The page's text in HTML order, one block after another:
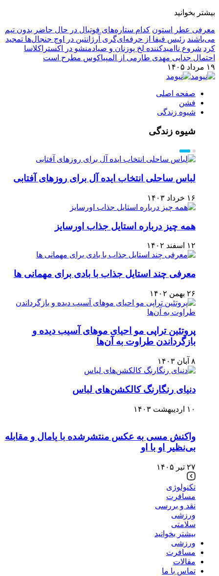
بیشتر بخوانید
معرفی عطر استون کدام ستاره‌های فوتبال در حال حاضر بدون تیم
می‌باشند رئیس فیفا از حرفه‌ای‌گری آرژانتین در اوج جنجال‌ها تمجید
کرد شروع ناامیدکننده لخ پوزنان و صیادمنشو در اکستراکلاسا
احتمال جدایی مهدی طارمی از المپیاکوس مطرح است
۱۹ مرداد ۱۴۰۵
صفحه اصلی
فشن
شیوه زندگی
شیوه زندگی
لباس ساحلی انتخاب ایده آل برای روزهای آفتابی
۱۶ خرداد ۱۴۰۳
همه چیز درباره استایل جذاب اورسایز
۱۲ اسفند ۱۴۰۲
معرفی چند استایل جذاب با بادی برای مهمانی ها
۲۶ بهمن ۱۴۰۲
پروتئین تراپی مو احیای موهای آسیب دیده و
بازگرداندن طراوت به آن‌ها
۸ آبان ۱۴۰۳
دنیای رنگارنگ کالکشن‌های لباس
۱۰ اردیبهشت ۱۴۰۳
واکنش مسی به عکس منتشرشده با یامال و مقابله
بی‌نظیر او با او
۲۷ تیر ۱۴۰۵
تکنولوژی
مسافرت
نقد و بررسی
ورزشی
سلامتی
بیشتر بخوانید
ورزشی
مسافرت
مقالات
تماس با ما